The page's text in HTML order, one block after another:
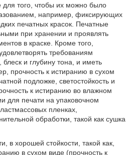
для того, чтобы их можно было
например, фиксирующих
печатных красок. Печатные
при хранении и проявлять
в краске. Кроме того,
требованиям
блеск и глубину тона, и иметь
прочность к истиранию в сухом
подложке, светостойкость и
к истиранию во влажном
для печати на упаковочном
пленках,
обработки, такой как сушка
в хорошей стойкости, такой как,
в сухом виде (прочность к